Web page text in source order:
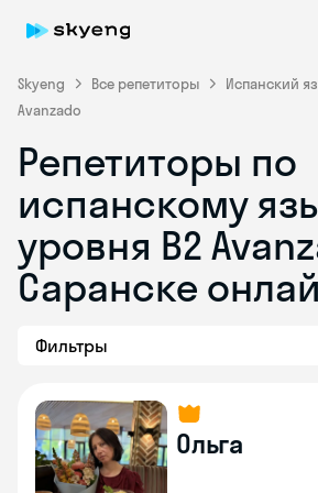
Skyeng Все репетиторы Испанский
Avanzado
Репетиторы по
испанскому
уровня B2
Саранске
Фильтры
Ольга
Skyeng Chat